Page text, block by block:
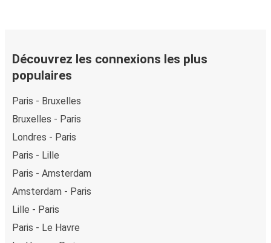
Découvrez les connexions les plus
populaires
Paris - Bruxelles
Bruxelles - Paris
Londres - Paris
Paris - Lille
Paris - Amsterdam
Amsterdam - Paris
Lille - Paris
Paris - Le Havre